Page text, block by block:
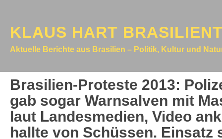
KLAUS HART
Aktuelle Berichte aus Brasilien – Politik, Kultur und
Brasilien-Proteste 2013:
gab sogar Warnsalven mit
laut Landesmedien, Video
hallte von Schüssen. Einsatz